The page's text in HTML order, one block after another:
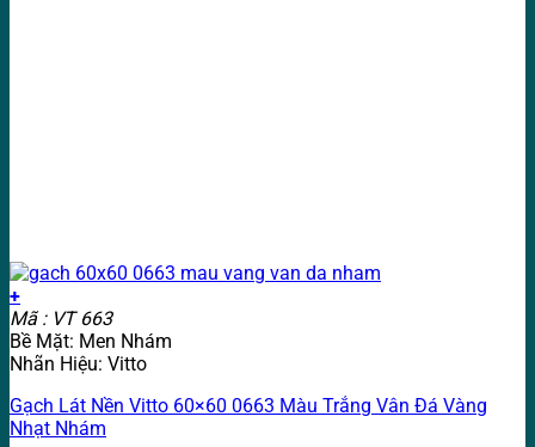
+
Mã : VT 663
Bề Mặt: Men Nhám
Nhãn Hiệu: Vitto
Gạch Lát Nền Vitto 60×60 0663 Màu Trắng Vân Đá Vàng
Nhạt Nhám